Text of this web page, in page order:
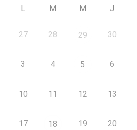
L M M J
27 28 29 30
3 4 5 6
10 11 12 13
17 18 19 20